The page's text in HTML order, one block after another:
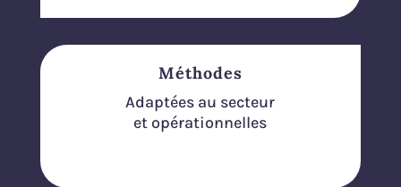
Méthodes
Adaptées au secteur
et opérationnelles